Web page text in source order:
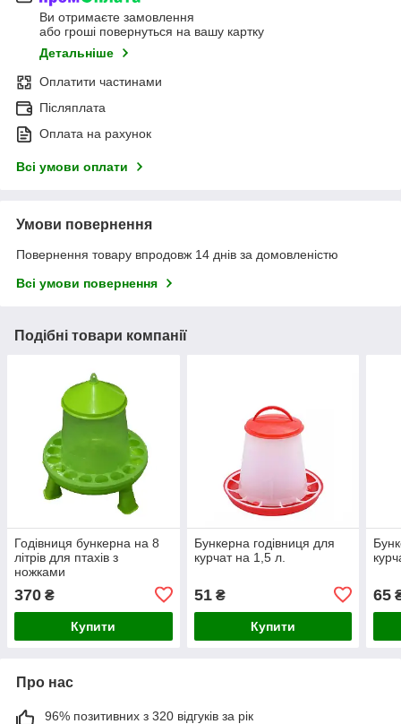
Ви отримаєте замовлення
або гроші повернуться на вашу картку
Детальніше
Оплатити частинами
Післяплата
Оплата на рахунок
Всі умови оплати
Умови повернення
Повернення товару впродовж 14 днів за домовленістю
Всі умови повернення
Подібні товари компанії
Годівниця бункерна на 8
літрів для птахів з
ножками
370 ₴
Купити
Бункерна годівниця для
курчат на 1,5 л.
51₴
Купити
65
Про нас
96% позитивних з 320 відгуків за рік